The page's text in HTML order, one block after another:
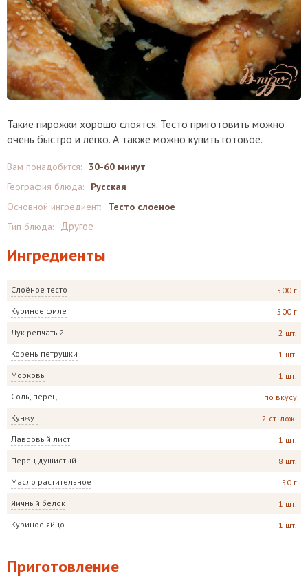
Такие пирожки хорошо слоятся. Тесто приготовить можно
очень быстро и легко. А также можно купить готовое.
Ингредиенты
Слоёное тесто 500 г
Куриное филе 500 г
Лук репчатый 2 шт.
Корень петрушки 1 шт.
Морковь 1 шт.
Соль, перец по вкусу
Кунжут 2 ст. лож.
Лавровый лист 1 шт.
Перец душистый 8 шт.
Масло растительное 50 г
Яичный белок 1 шт.
Куриное яйцо 1 шт.
Вам понадобится:
30-60 минут
География блюда:
Русская
Основной ингредиент:
Тесто слоеное
Тип блюда: Другое
Приготовление